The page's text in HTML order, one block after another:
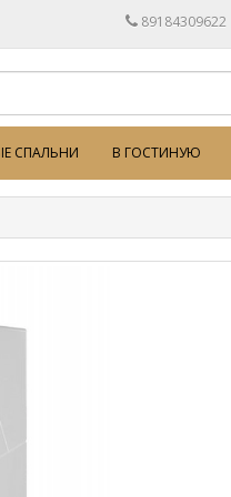
89184309622
СПАЛЬНИ В ГОСТИНУЮ